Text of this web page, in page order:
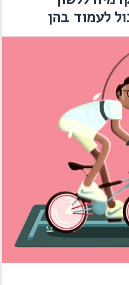
לעמוד בהן